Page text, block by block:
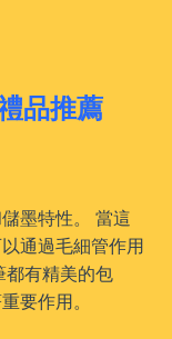
品推薦
墨特性。 當這
通過毛細管作用
有精美的包
要作用。